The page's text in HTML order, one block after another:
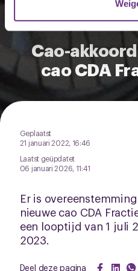
U kunt uw toestemming op
het ronde cookie-
Cao-
cao CDA
Geplaatst
21 januari 2022, 16:46
Laatst geüpdatet
06 januari 2026, 11:41
Er is
nieuwe cao CDA
een looptijd van 1 juli
2023.
Deel deze pagina